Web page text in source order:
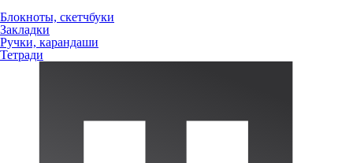
Блокноты, скетчбуки
Закладки
Ручки, карандаши
Тетради